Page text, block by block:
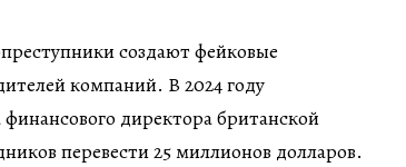
создают фейковые
компаний. В 2024 году
директора британской
перевести 25 миллионов долларов.